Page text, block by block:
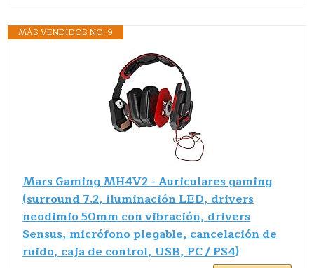
MÁS VENDIDOS NO. 9
Mars Gaming MH4V2 - Auriculares gaming
(surround 7.2, iluminación LED, drivers
neodimio 50mm con vibración, drivers
Sensus, micrófono plegable, cancelación de
ruido, caja de control, USB, PC / PS4)